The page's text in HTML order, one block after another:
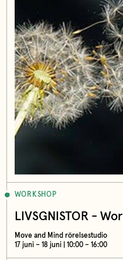
WORKSHOP
LIVSGNISTOR -
Move and Mind rörelsestudio
17 juni – 18 juni | 10:00 – 16:00